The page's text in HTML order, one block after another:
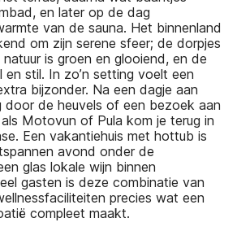
en later op de dag
van de sauna. Het binnenland
om zijn serene sfeer; de dorpjes
is groen en glooiend, en de
stil. In zo’n setting voelt een
bijzonder. Na een dagje aan
door de heuvels of een bezoek aan
Motovun of Pula kom je terug in
Een vakantiehuis met hottub is
avond onder de
glas lokale wijn binnen
gasten is deze combinatie van
precies wat een
compleet maakt.